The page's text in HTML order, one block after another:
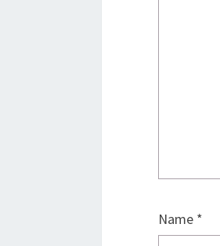
Name *